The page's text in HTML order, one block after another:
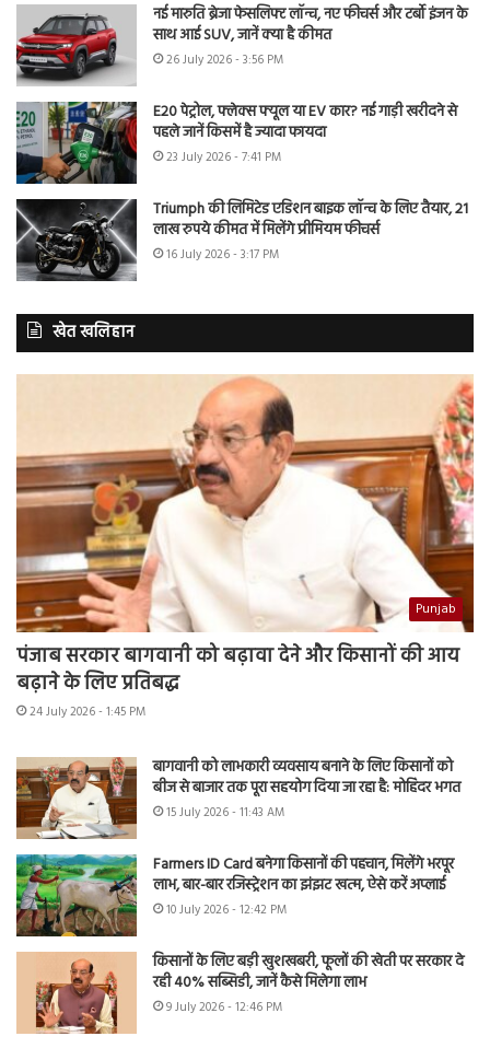
नई मारुति ब्रेजा फेसलिफ्ट लॉन्च, नए फीचर्स और टर्बो इंजन के
साथ आई SUV, जानें क्या है कीमत
26 July 2026 - 3:56 PM
E20 पेट्रोल, फ्लेक्स फ्यूल या EV कार? नई गाड़ी खरीदने से
पहले जानें किसमें है ज्यादा फायदा
23 July 2026 - 7:41 PM
Triumph की लिमिटेड एडिशन बाइक लॉन्च के लिए तैयार, 21
लाख रुपये कीमत में मिलेंगे प्रीमियम फीचर्स
16 July 2026 - 3:17 PM
खेत खलिहान
Punjab
पंजाब सरकार बागवानी को बढ़ावा देने और किसानों की आय
बढ़ाने के लिए प्रतिबद्ध
24 July 2026 - 1:45 PM
बागवानी को लाभकारी व्यवसाय बनाने के लिए किसानों को
बीज से बाजार तक पूरा सहयोग दिया जा रहा है: मोहिंदर भगत
15 July 2026 - 11:43 AM
Farmers ID Card बनेगा किसानों की पहचान, मिलेंगे भरपूर
लाभ, बार-बार रजिस्ट्रेशन का झंझट खत्म, ऐसे करें अप्लाई
10 July 2026 - 12:42 PM
किसानों के लिए बड़ी खुशखबरी, फूलों की खेती पर सरकार दे
रही 40% सब्सिडी, जानें कैसे मिलेगा लाभ
9 July 2026 - 12:46 PM